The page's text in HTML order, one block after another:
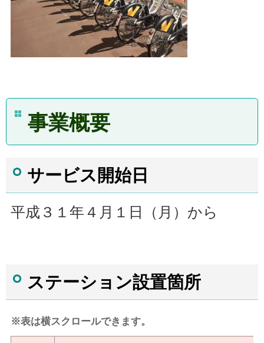
事業概要
サービス開始日
平成３１年４月１日（月）から
ステーション設置箇所
※表は横スクロールできます。